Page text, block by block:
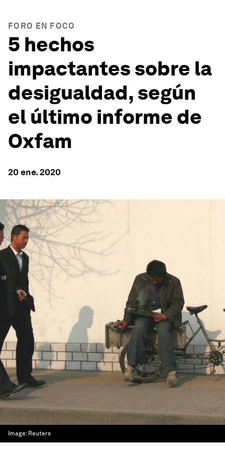
FORO EN FOCO
5 hechos
impactantes sobre la
desigualdad, según
el último informe de
Oxfam
20 ene. 2020
Image: Reuters